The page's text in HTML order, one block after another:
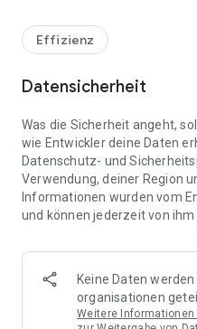
Klare, übersichtliche 3-
Zoomfunktion in der
Innovative Suchfunktion
Feiertage und bundesweiter
WICHTIGSTE
Als Startansicht erscheint
3-Monatsansicht. Wählen
bereinigten Übersicht und
der drei Monate angezeigt
Effizienz
Datensicherheit
Was die Sicherheit angeht,
wie Entwickler deine Daten
Datenschutz- und
Verwendung, deiner Region
Informationen wurden vom
und können jederzeit von
Keine Daten
organisationen
Weitere